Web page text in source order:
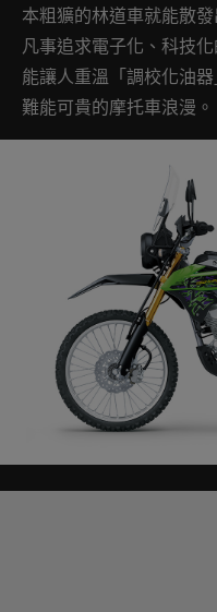
本粗獷的林道車就能散
凡事追求電子化、科技
能讓人重溫「調校化油
難能可貴的摩托車浪漫。